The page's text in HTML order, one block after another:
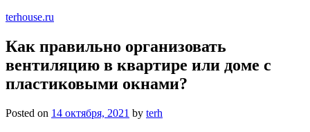
terhouse.ru
Как правильно организовать
вентиляцию в квартире или доме с
пластиковыми окнами?
Posted on 14 октября, 2021 by terh